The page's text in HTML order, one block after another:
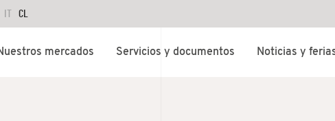
IT CL
mercados Servicios y documentos Noticias y